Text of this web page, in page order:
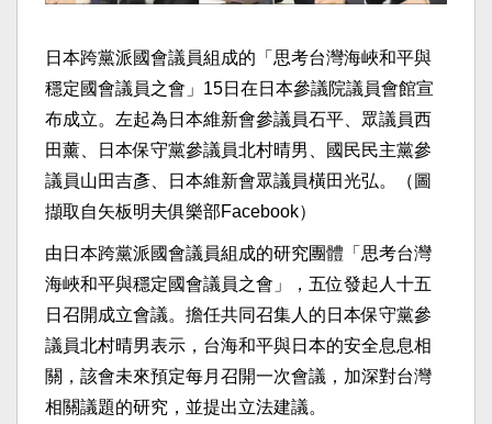
日本跨黨派國會議員組成的「思考台灣海峽和平與
穩定國會議員之會」15日在日本參議院議員會館宣
布成立。左起為日本維新會參議員石平、眾議員西
田薰、日本保守黨參議員北村晴男、國民民主黨參
議員山田吉彥、日本維新會眾議員橫田光弘。（圖
擷取自矢板明夫俱樂部Facebook）
由日本跨黨派國會議員組成的研究團體「思考台灣
海峽和平與穩定國會議員之會」，五位發起人十五
日召開成立會議。擔任共同召集人的日本保守黨參
議員北村晴男表示，台海和平與日本的安全息息相
關，該會未來預定每月召開一次會議，加深對台灣
相關議題的研究，並提出立法建議。